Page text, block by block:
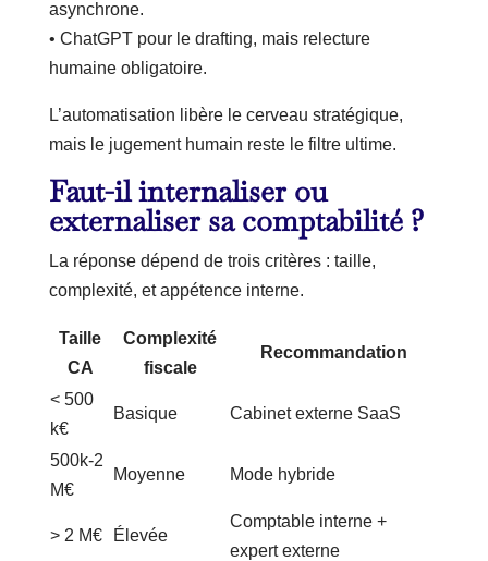
asynchrone.
• ChatGPT pour le drafting, mais relecture
humaine obligatoire.
L’automatisation libère le cerveau stratégique,
mais le jugement humain reste le filtre ultime.
Faut-il internaliser ou
externaliser sa comptabilité ?
La réponse dépend de trois critères : taille,
complexité, et appétence interne.
Taille
CA
Complexité
fiscale
Recommandation
< 500
k€
Basique Cabinet externe SaaS
500k-2
M€
Moyenne Mode hybride
> 2 M€ Élevée
Comptable interne +
expert externe